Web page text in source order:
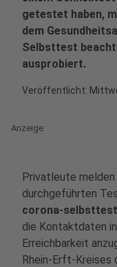
getestet haben,
dem
Selbsttest
ausprobiert.
Veröffentlicht:
Anzeige
Privatleute
durchgeführten
corona-
die Kontaktdaten
Erreichbarkeit
Rhein-Erft-Kreises